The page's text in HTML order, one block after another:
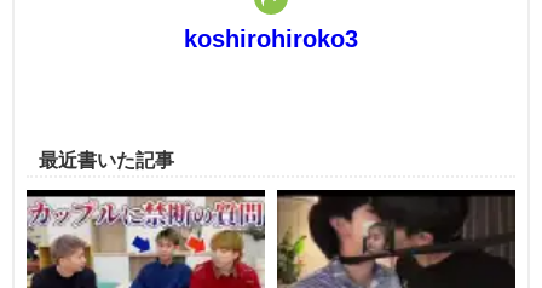
koshirohiroko3
最近書いた記事